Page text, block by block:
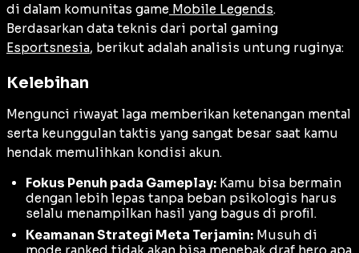
di dalam komunitas game Mobile Legends.
Berdasarkan data teknis dari portal gaming
Esportsnesia, berikut adalah analisis untung ruginya:
Kelebihan
Mengunci riwayat laga memberikan ketenangan mental
serta keunggulan taktis yang sangat besar saat kamu
hendak memulihkan kondisi akun.
Fokus Penuh pada Gameplay: Kamu bisa bermain
dengan lebih lepas tanpa beban psikologis harus
selalu menampilkan hasil yang bagus di profil.
Keamanan Strategi Meta Terjamin: Musuh di